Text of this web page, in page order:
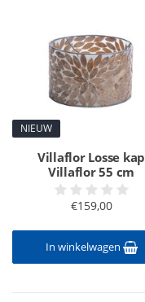
NIEUW
Villaflor Losse kap
Villaflor 55 cm
€159,00
In winkelwagen